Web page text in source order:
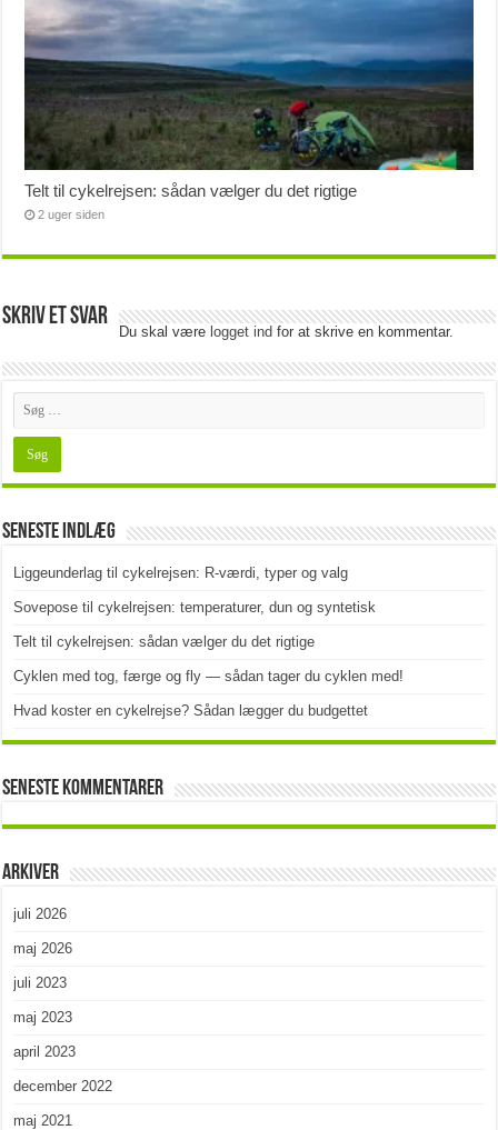
Telt til cykelrejsen: sådan vælger du det rigtige
2 uger siden
Skriv et svar
Du skal værelogget ind for at skrive en kommentar.
Seneste indlæg
Liggeunderlag til cykelrejsen: R-værdi, typer og valg
Sovepose til cykelrejsen: temperaturer, dun og syntetisk
Telt til cykelrejsen: sådan vælger du det rigtige
Cyklen med tog, færge og fly — sådan tager du cyklen med!
Hvad koster en cykelrejse? Sådan lægger du budgettet
Seneste kommentarer
Arkiver
juli 2026
maj 2026
juli 2023
maj 2023
april 2023
december 2022
maj 2021